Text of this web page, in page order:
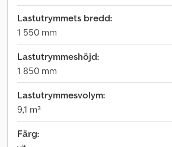
Lastutrymmets bredd:
1 550 mm
Lastutrymmeshöjd:
1 850 mm
Lastutrymmesvolym:
9,1 m³
Färg: